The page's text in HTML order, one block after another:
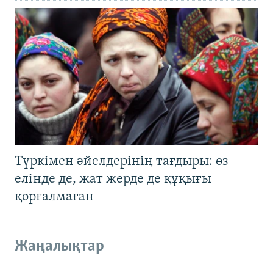
Түркімен әйелдерінің тағдыры: өз
елінде де, жат жерде де құқығы
қорғалмаған
Жаңалықтар